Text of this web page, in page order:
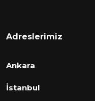
Adreslerimiz
Ankara
İstanbul